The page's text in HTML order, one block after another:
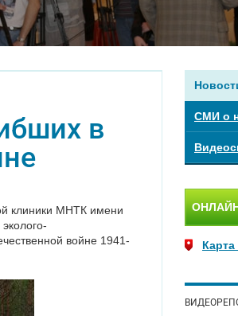
в
клиники МНТК имени
войне 1941-
СМИ о
Карта